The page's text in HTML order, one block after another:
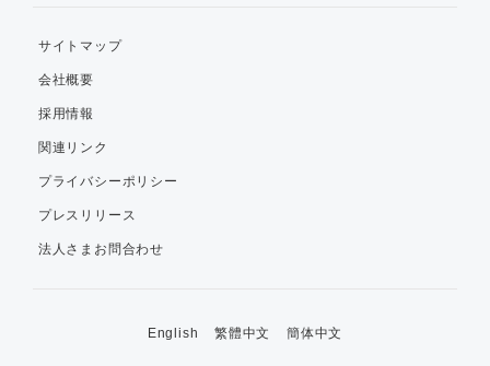
サイトマップ
会社概要
採用情報
関連リンク
プライバシーポリシー
プレスリリース
法人さまお問合わせ
English 繁體中文 簡体中文